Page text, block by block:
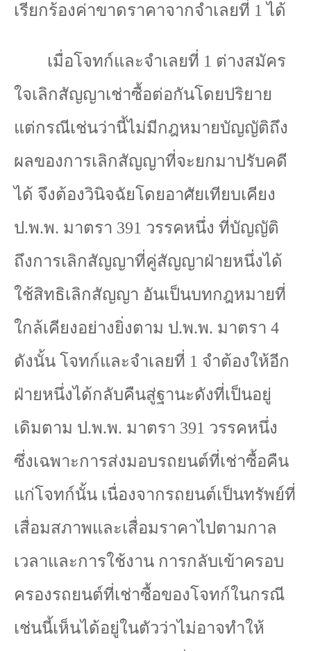
เรียกร้องค่าขาดราคาจากจำเลยที่ 1ได้
เมื่อโจทก์และจำเลยที่ 1 ต่างสมัคร
ใจเลิกสัญญาเช่าซื้อต่อกันโดยปริยาย
แต่กรณีเช่นว่านี้ไม่มีกฎหมายบัญญัติถึง
ผลของการเลิกสัญญาที่จะยกมาปรับคดี
ได้ จึงต้องวินิจฉัยโดยอาศัยเทียบเคียง
ป.พ.พ. มาตรา 391 วรรคหนึ่ง ที่บัญญัติ
ถึงการเลิกสัญญาที่คู่สัญญาฝ่ายหนึ่งได้
ใช้สิทธิเลิกสัญญา อันเป็นบทกฎหมายที่
ใกล้เคียงอย่างยิ่งตาม ป.พ.พ. มาตรา 4
ดังนั้น โจทก์และจำเลยที่ 1 จำต้องให้อีก
ฝ่ายหนึ่งได้กลับคืนสู่ฐานะดังที่เป็นอยู่
เดิมตาม ป.พ.พ. มาตรา 391 วรรคหนึ่ง
ซึ่งเฉพาะการส่งมอบรถยนต์ที่เช่าซื้อคืน
แก่โจทก์นั้น เนื่องจากรถยนต์เป็นทรัพย์ที่
เสื่อมสภาพและเสื่อมราคาไปตามกาล
เวลาและการใช้งาน การกลับเข้าครอบ
ครองรถยนต์ที่เช่าซื้อของโจทก์ในกรณี
เช่นนี้เห็นได้อยู่ในตัวว่าไม่อาจทำให้